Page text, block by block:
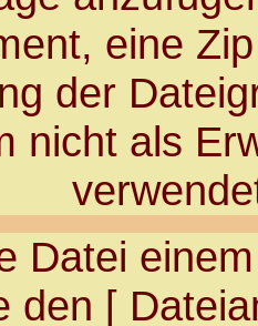
eine
der
nicht als
Datei
den [